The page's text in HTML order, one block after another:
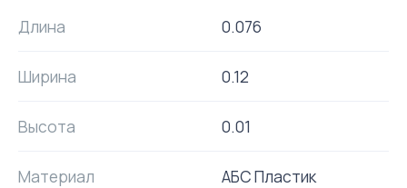
Длина 0.076
Ширина 0.12
Высота 0.01
Материал АБС Пластик